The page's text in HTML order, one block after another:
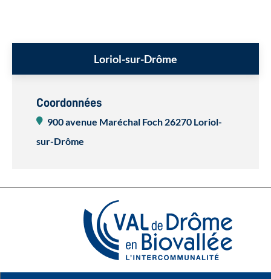
Loriol-sur-Drôme
Coordonnées
900 avenue Maréchal Foch 26270 Loriol-
sur-Drôme